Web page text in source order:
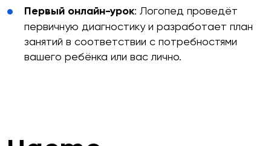
Первый онлайн-урок: Логопед проведёт
первичную диагностику и разработает план
занятий в соответствии с потребностями
вашего ребёнка или вас лично.